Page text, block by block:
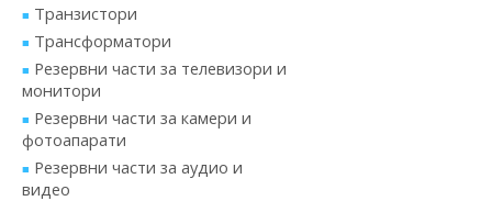
Транзистори
Трансформатори
Резервни части за телевизори и
монитори
Резервни части за камери и
фотоапарати
Резервни части за аудио и
видео